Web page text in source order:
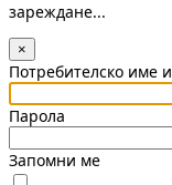
зареждане...
×
Потребителско име
Парола
Запомни ме